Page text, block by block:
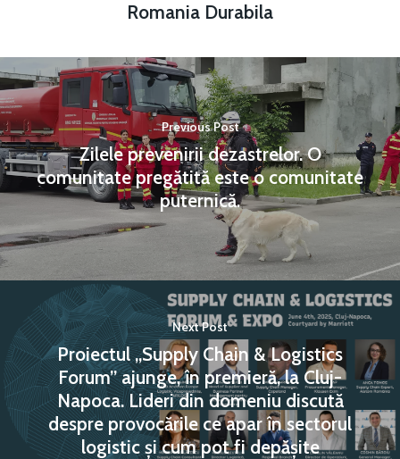
Romania Durabila
Previous Post
Zilele prevenirii dezastrelor. O
comunitate pregătită este o comunitate
puternică.
Next Post
Proiectul „Supply Chain & Logistics
Forum” ajunge, în premieră, la Cluj-
Napoca. Lideri din domeniu discută
despre provocările ce apar în sectorul
logistic și cum pot fi depășite